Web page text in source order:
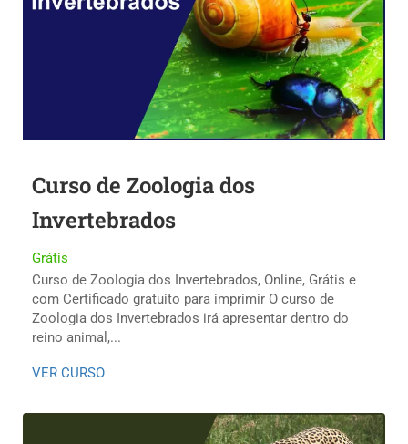
Curso de Zoologia dos
Invertebrados
Grátis
Curso de Zoologia dos Invertebrados, Online, Grátis e
com Certificado gratuito para imprimir O curso de
Zoologia dos Invertebrados irá apresentar dentro do
reino animal,...
VER CURSO